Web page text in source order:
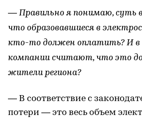
— Правильно я понимаю, суть
что образовавшиеся в
кто-то должен оплатить? И в
компании считают, что это
жители региона?
— В соответствие с
потери — это весь объем